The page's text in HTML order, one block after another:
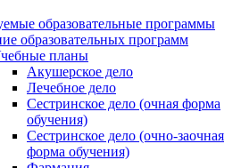
образовательные программы
образовательных программ
планы
Акушерское дело
Лечебное дело
Сестринское дело (очная форма
обучения)
Сестринское дело (очно-заочная
форма обучения)